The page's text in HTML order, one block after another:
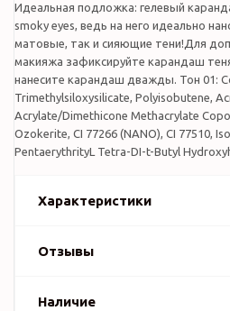
Идеальная подложка: гелевый
smoky eyes, ведь на него идеально
матовые, так и сияющие тени!Для
макияжа зафиксируйте карандаш
нанесите карандаш дважды. Тон 01:
Trimethylsiloxysilicate, Polyisobutene,
Acrylate/Dimethicone Methacrylate
Ozokerite, CI 77266 (NANO), CI 77510,
PentaerythrityL Tetra-DI-t-Butyl
Характеристики
Отзывы
Наличие